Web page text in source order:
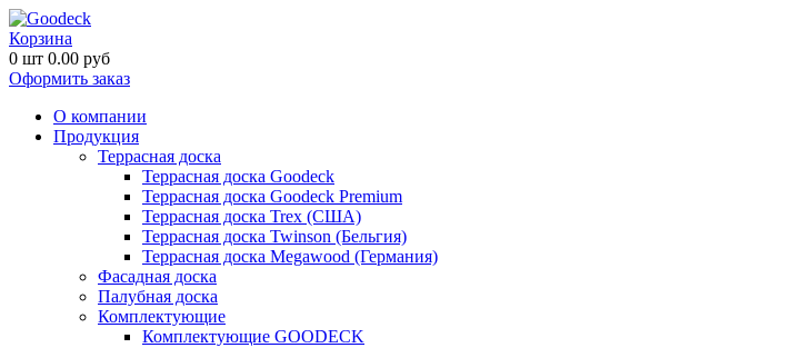
Корзина
0 шт 0.00 руб
Оформить заказ
О компании
Продукция
Террасная доска
Террасная доска Goodeck
Террасная доска Goodeck Premium
Террасная доска Trex (США)
Террасная доска Twinson (Бельгия)
Террасная доска Megawood (Германия)
Фасадная доска
Палубная доска
Комплектующие
Комплектующие GOODECK